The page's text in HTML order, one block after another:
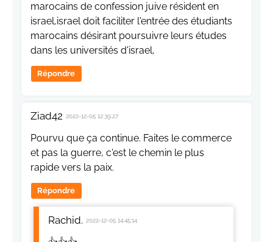
marocains de confession juive résident en
israel,israel doit faciliter l'entrée des étudiants
marocains désirant poursuivre leurs études
dans les universités d'israel,
Répondre
Ziad42 2022-12-05 12:39:27
Pourvu que ça continue. Faites le commerce
et pas la guerre, c'est le chemin le plus
rapide vers la paix.
Répondre
Rachid. 2022-12-05 14:45:14